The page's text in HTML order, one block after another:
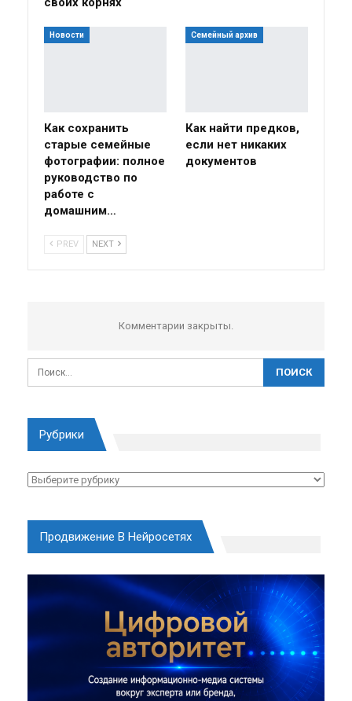
Новости
Как сохранить
старые семейные
фотографии: полное
руководство по
работе с
домашним…
Семейный архив
Как найти предков,
если нет никаких
документов
PREV NEXT
Комментарии закрыты.
Рубрики
Рубрики
Продвижение В Нейросетях